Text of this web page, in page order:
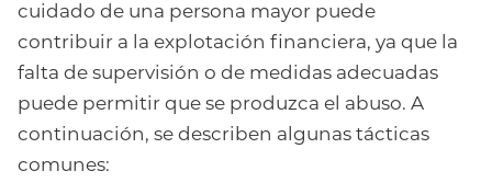
cuidado de una persona mayor puede
contribuir a la explotación financiera, ya que la
falta de supervisión o de medidas adecuadas
puede permitir que se produzca el abuso. A
continuación, se describen algunas tácticas
comunes: